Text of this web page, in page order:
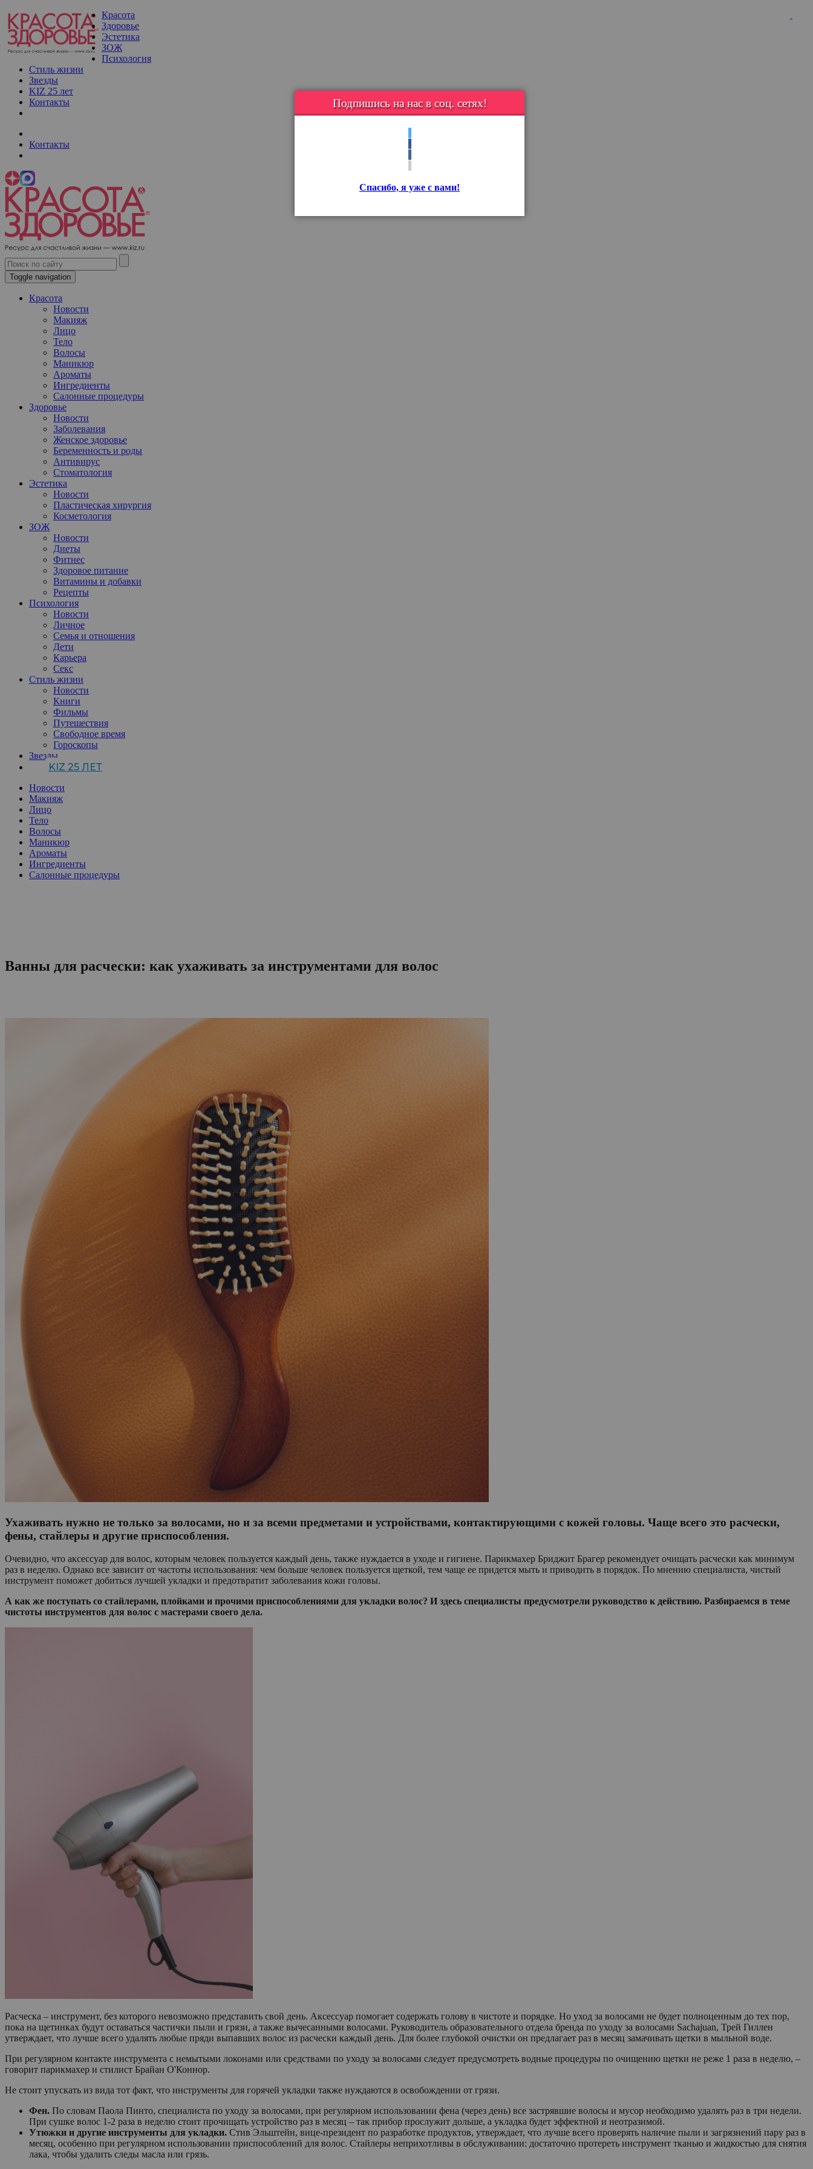
Красота
Здоровье
Эстетика
ЗОЖ
Психология
Стиль жизни
Звезды
KIZ 25 лет
Контакты
Контакты
Toggle navigation
Красота
Новости
Макияж
Лицо
Тело
Волосы
Маникюр
Ароматы
Ингредиенты
Салонные процедуры
Здоровье
Новости
Заболевания
Женское здоровье
Беременность и роды
Антивирус
Стоматология
Эстетика
Новости
Пластическая хирургия
Косметология
ЗОЖ
Новости
Диеты
Фитнес
Здоровое питание
Витамины и добавки
Рецепты
Психология
Новости
Личное
Семья и отношения
Дети
Карьера
Секс
Стиль жизни
Новости
Книги
Фильмы
Путешествия
Свободное время
Гороскопы
Звезды
KIZ 25 ЛЕТ
Новости
Макияж
Лицо
Тело
Волосы
Маникюр
Ароматы
Ингредиенты
Салонные процедуры
Подпишись на нас в соц. сетях!
Спасибо, я уже с вами!
Ванны для расчески: как ухаживать за инструментами для волос
Ухаживать нужно не только за волосами, но и за всеми предметами и устройствами, контактирующими с кожей головы. Чаще всего это расчески,
фены, стайлеры и другие приспособления.
Очевидно, что аксессуар для волос, которым человек пользуется каждый день, также нуждается в уходе и гигиене. Парикмахер Бриджит Брагер рекомендует очищать расчески как минимум
раз в неделю. Однако все зависит от частоты использования: чем больше человек пользуется щеткой, тем чаще ее придется мыть и приводить в порядок. По мнению специалиста, чистый
инструмент поможет добиться лучшей укладки и предотвратит заболевания кожи головы.
А как же поступать со стайлерами, плойками и прочими приспособлениями для укладки волос? И здесь специалисты предусмотрели руководство к действию. Разбираемся в теме
чистоты инструментов для волос с мастерами своего дела.
Расческа – инструмент, без которого невозможно представить свой день. Аксессуар помогает содержать голову в чистоте и порядке. Но уход за волосами не будет полноценным до тех пор,
пока на щетинках будут оставаться частички пыли и грязи, а также вычесанными волосами. Руководитель образовательного отдела бренда по уходу за волосами Sachajuan, Трей Гиллен
утверждает, что лучше всего удалять любые пряди выпавших волос из расчески каждый день. Для более глубокой очистки он предлагает раз в месяц замачивать щетки в мыльной воде.
При регулярном контакте инструмента с немытыми локонами или средствами по уходу за волосами следует предусмотреть водные процедуры по очищению щетки не реже 1 раза в неделю, –
говорит парикмахер и стилист Брайан О'Коннор.
Не стоит упускать из вида тот факт, что инструменты для горячей укладки также нуждаются в освобождении от грязи.
Фен. По словам Паола Пинто, специалиста по уходу за волосами, при регулярном использовании фена (через день) все застрявшие волосы и мусор необходимо удалять раз в три недели.
При сушке волос 1-2 раза в неделю стоит прочищать устройство раз в месяц – так прибор прослужит дольше, а укладка будет эффектной и неотразимой.
Утюжки и другие инструменты для укладки. Стив Эльштейн, вице-президент по разработке продуктов, утверждает, что лучше всего проверять наличие пыли и загрязнений пару раз в
месяц, особенно при регулярном использовании приспособлений для волос. Стайлеры неприхотливы в обслуживании: достаточно протереть инструмент тканью и жидкостью для снятия
лака, чтобы удалить следы масла или грязь.